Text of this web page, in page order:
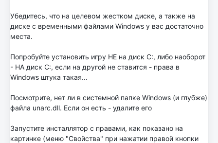
Убедитесь, что на целевом жестком диске, а также на
диске с временными файлами Windows у вас достаточно
места.
Попробуйте установить игру НЕ на диск C:, либо наоборот
- НА диск C:, если на другой не ставится - права в
Windows штука такая...
Посмотрите, нет ли в системной папке Windows (и глубже)
файла unarc.dll. Если он есть - удалите его
Запустите инсталлятор с правами, как показано на
картинке (меню "Свойства" при нажатии правой кнопки